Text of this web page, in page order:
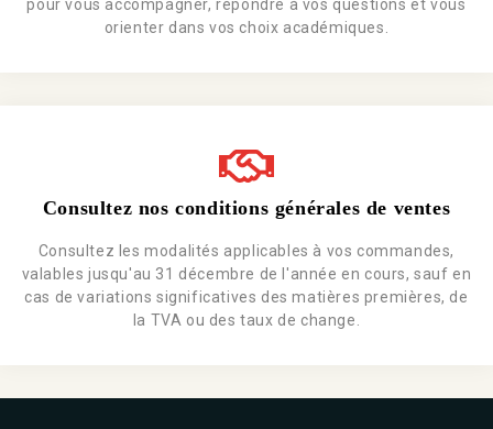
pour vous accompagner, répondre à vos questions et vous
orienter dans vos choix académiques.
Consultez nos conditions générales de ventes
Consultez les modalités applicables à vos commandes,
valables jusqu'au 31 décembre de l'année en cours, sauf en
cas de variations significatives des matières premières, de
la TVA ou des taux de change.